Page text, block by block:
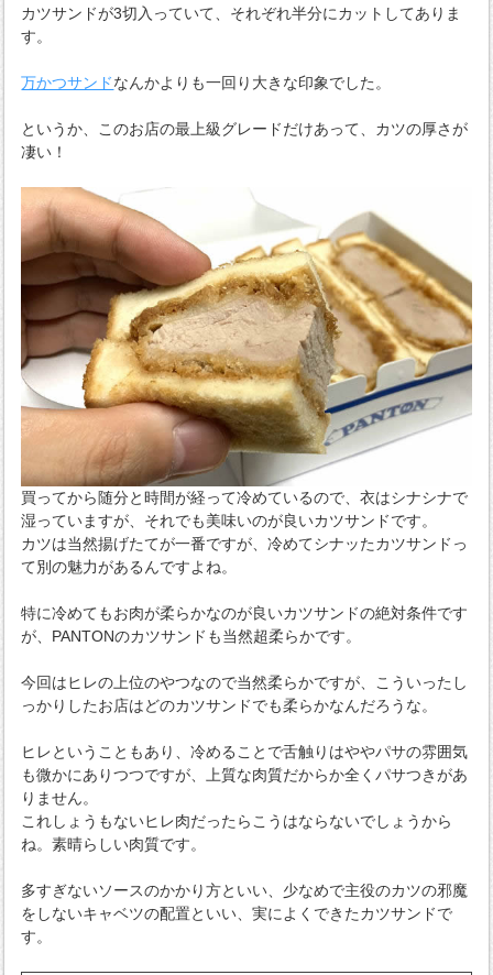
カツサンドが3切入っていて、それぞれ半分にカットしてありま
す。
万かつサンドなんかよりも一回り大きな印象でした。
というか、このお店の最上級グレードだけあって、カツの厚さが
凄い！
買ってから随分と時間が経って冷めているので、衣はシナシナで
湿っていますが、それでも美味いのが良いカツサンドです。
カツは当然揚げたてが一番ですが、冷めてシナッたカツサンドっ
て別の魅力があるんですよね。
特に冷めてもお肉が柔らかなのが良いカツサンドの絶対条件です
が、PANTONのカツサンドも当然超柔らかです。
今回はヒレの上位のやつなので当然柔らかですが、こういったし
っかりしたお店はどのカツサンドでも柔らかなんだろうな。
ヒレということもあり、冷めることで舌触りはややパサの雰囲気
も微かにありつつですが、上質な肉質だからか全くパサつきがあ
りません。
これしょうもないヒレ肉だったらこうはならないでしょうから
ね。素晴らしい肉質です。
多すぎないソースのかかり方といい、少なめで主役のカツの邪魔
をしないキャベツの配置といい、実によくできたカツサンドで
す。